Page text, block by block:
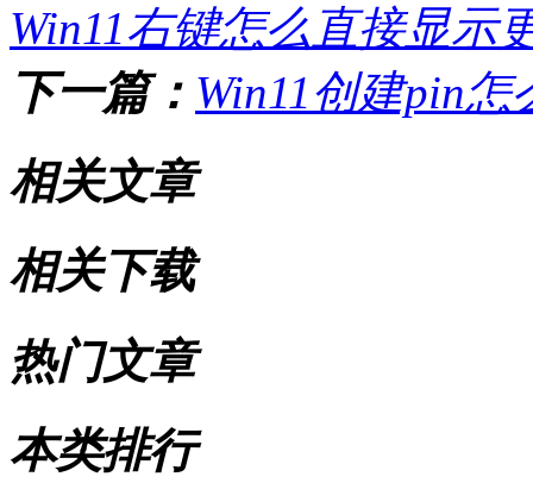
Win11右键怎么直接显示
下一篇： Win11创建pin
相关文章
相关下载
热门文章
本类排行